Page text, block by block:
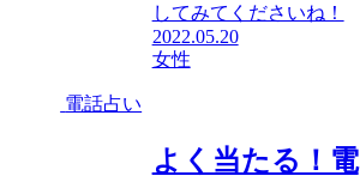
してみてくださいね！
2022.05.20
女性
電話占い
よく当たる！電